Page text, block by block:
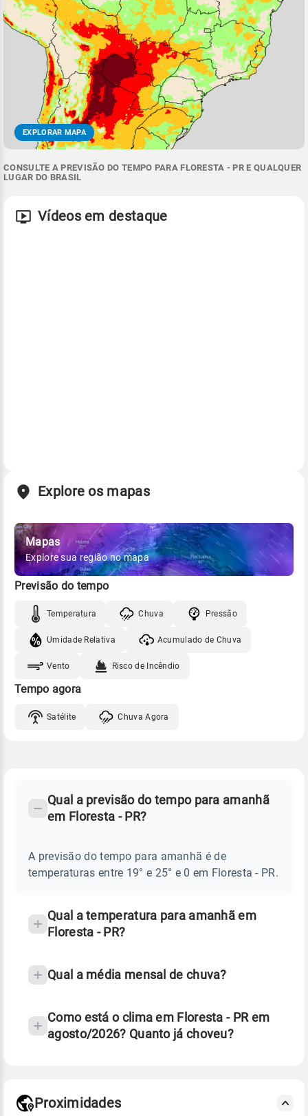
EXPLORAR MAPA
CONSULTE A PREVISÃO DO TEMPO PARA FLORESTA - PR E QUALQUER
LUGAR DO BRASIL
Vídeos em destaque
Explore os mapas
Mapas
Explore sua região no mapa
Previsão do tempo
Temperatura Chuva Pressão
Umidade Relativa Acumulado de Chuva
Vento Risco de Incêndio
Tempo agora
Satélite Chuva Agora
FLORESTA
Perguntas
sobre
chuva
temperatura
Qual a previsão do tempo para amanhã
em Floresta - PR?
A previsão do tempo para amanhã é de
temperaturas entre 19° e 25° e 0 em Floresta - PR.
Qual a temperatura para amanhã em
Floresta - PR?
Qual a média mensal de chuva?
Como está o clima em Floresta - PR em
agosto/2026? Quanto já choveu?
Proximidades